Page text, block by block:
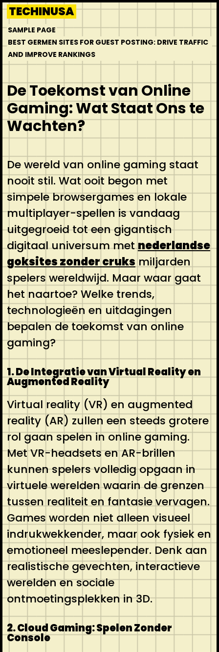
Skip
to
content
TECHINUSA
SAMPLE PAGE
BEST GERMEN SITES FOR GUEST POSTING: DRIVE TRAFFIC
AND IMPROVE RANKINGS
De Toekomst van Online
Gaming: Wat Staat Ons te
Wachten?
De wereld van online gaming staat
nooit stil. Wat ooit begon met
simpele browsergames en lokale
multiplayer-spellen is vandaag
uitgegroeid tot een gigantisch
digitaal universum metnederlandse
goksites zonder cruks miljarden
spelers wereldwijd. Maar waar gaat
het naartoe? Welke trends,
technologieën en uitdagingen
bepalen de toekomst van online
gaming?
1. De Integratie van Virtual Reality en
Augmented Reality
Virtual reality (VR) en augmented
reality (AR) zullen een steeds grotere
rol gaan spelen in online gaming.
Met VR-headsets en AR-brillen
kunnen spelers volledig opgaan in
virtuele werelden waarin de grenzen
tussen realiteit en fantasie vervagen.
Games worden niet alleen visueel
indrukwekkender, maar ook fysiek en
emotioneel meeslepender. Denk aan
realistische gevechten, interactieve
werelden en sociale
ontmoetingsplekken in 3D.
2. Cloud Gaming: Spelen Zonder
Console